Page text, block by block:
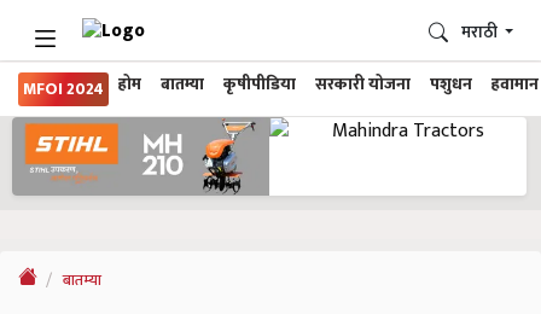
MFOI 2024 होम बातम्या कृषीपीडिया सरकारी योजना पशुधन हवामान
मराठी
बातम्या